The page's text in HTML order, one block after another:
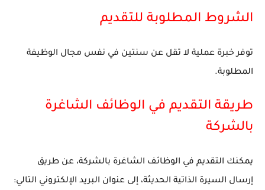
الشروط المطلوبة للتقديم
توفر خبرة عملية لا تقل عن سنتين في نفس مجال الوظيفة
المطلوبة.
طريقة التقديم في الوظائف الشاغرة
بالشركة
يمكنك التقديم في الوظائف الشاغرة بالشركة، عن طريق
إرسال السيرة الذاتية الحديثة، إلى عنوان البريد الإلكتروني التالي: